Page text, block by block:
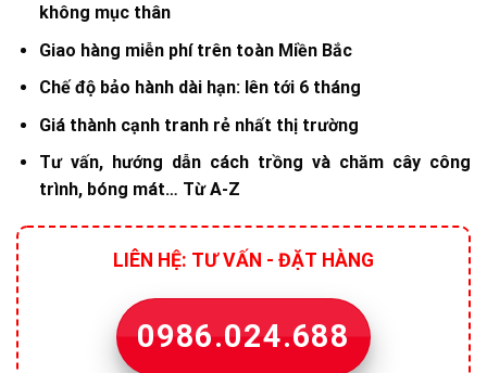
không mục thân
Giao hàng miễn phí trên toàn Miền Bắc
Chế độ bảo hành dài hạn: lên tới 6 tháng
Giá thành cạnh tranh rẻ nhất thị trường
Tư vấn, hướng dẫn cách trồng và chăm cây công
trình, bóng mát… Từ A-Z
LIÊN HỆ: TƯ VẤN - ĐẶT HÀNG
0986.024.688